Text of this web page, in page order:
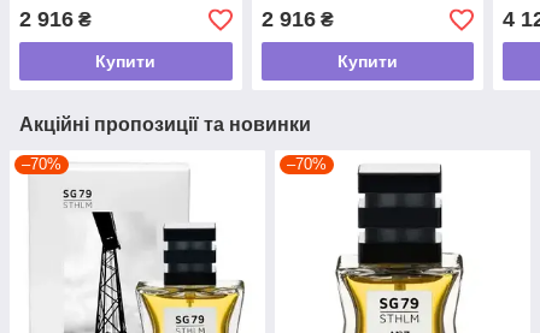
2 916 ₴
Купити
2 916₴
Купити
4
Акційні пропозиції та новинки
–70% –70%